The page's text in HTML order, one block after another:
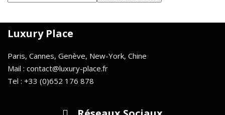
Luxury Place
Paris, Cannes, Genève, New-York, Chine
Mail : contact@luxury-place.fr
Tel : +33 (0)652 176 878